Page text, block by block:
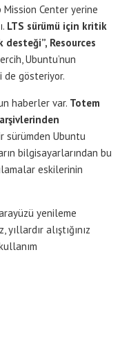
Center yerine
LTS sürümü için kritik
Resources
Ubuntu’nun
gösteriyor.
haberler var. Totem
sürümden Ubuntu
bilgisayarlarından bu
eskilerinin
yenileme
alıştığınız